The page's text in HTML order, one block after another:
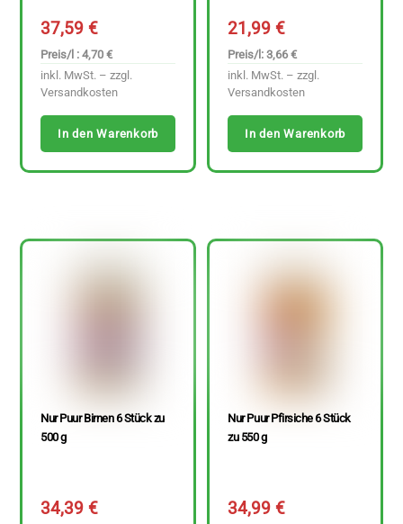
37,59€
Preis/l : 4,70 €
inkl. MwSt. – zzgl.
Versandkosten
In den Warenkorb
21,99€
Preis/l: 3,66 €
inkl. MwSt. – zzgl.
Versandkosten
In den Warenkorb
Nur Puur Birnen 6 Stück zu
500 g
34,39€
Nur Puur Pfirsiche 6 Stück
zu 550 g
34,99€